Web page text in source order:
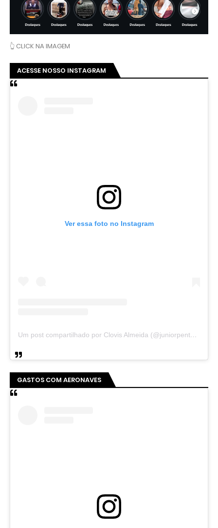
👆 CLICK NA IMAGEM
ACESSE NOSSO INSTAGRAM
Ver essa foto no Instagram
Um post compartilhado por Clovis Almeida (@juniorpentecoste01)
GASTOS COM AERONAVES